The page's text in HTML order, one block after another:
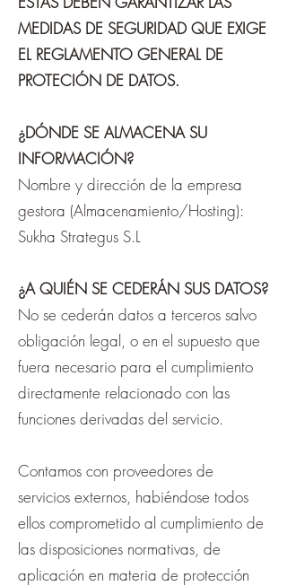
MEDIDAS DE SEGURIDAD QUE EXIGE
EL REGLAMENTO GENERAL DE
PROTECIÓN DE DATOS.
¿DÓNDE SE ALMACENA SU
INFORMACIÓN?
Nombre y dirección de la empresa
gestora (Almacenamiento/Hosting):
Sukha Strategus S.L
¿A QUIÉN SE CEDERÁN SUS DATOS?
No se cederán datos a terceros salvo
obligación legal, o en el supuesto que
fuera necesario para el cumplimiento
directamente relacionado con las
funciones derivadas del servicio.
Contamos con proveedores de
servicios externos, habiéndose todos
ellos comprometido al cumplimiento de
las disposiciones normativas, de
aplicación en materia de protección